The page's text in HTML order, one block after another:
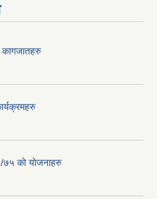
कागजातहरु
७५ काे याेजनाहरु